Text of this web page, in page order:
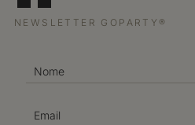
NEWSLETTER GOPARTY®